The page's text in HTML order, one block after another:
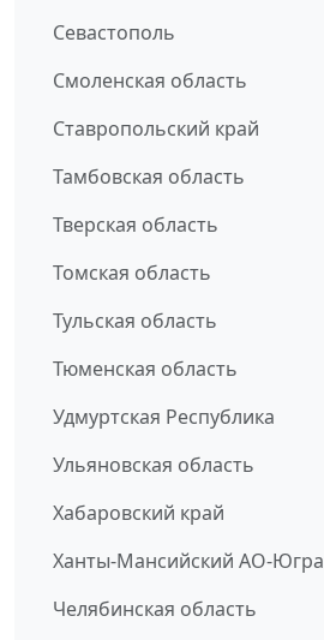
Севастополь
Смоленская область
Ставропольский край
Тамбовская область
Тверская область
Томская область
Тульская область
Тюменская область
Удмуртская Республика
Ульяновская область
Хабаровский край
Ханты-Мансийский АО-Югра
Челябинская область